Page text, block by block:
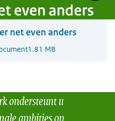
even anders
net even anders
1.81 MB
ondersteunt u
ambities op